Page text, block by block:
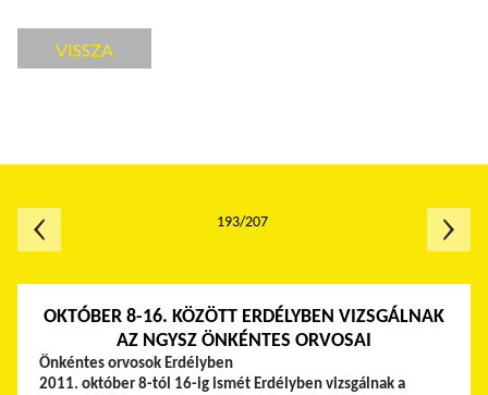
VISSZA
OKTÓBER 8-16. KÖZÖTT ERDÉLYBEN VIZSGÁLNAK
AZ NGYSZ ÖNKÉNTES ORVOSAI
Önkéntes orvosok Erdélyben
2011. október 8-tól 16-ig ismét Erdélyben vizsgálnak a
193/207